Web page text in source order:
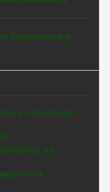
Standortanalyse in
und arboristische
und